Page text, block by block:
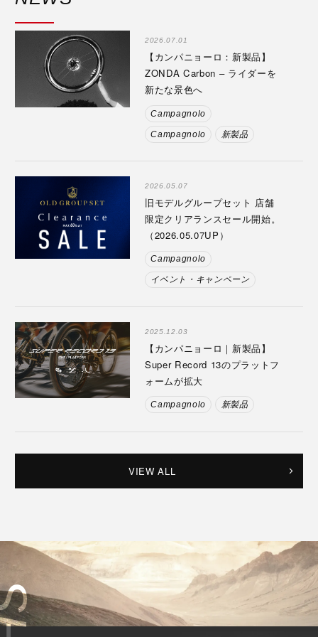
2026.07.01
【カンパニョーロ：新製品】
ZONDA Carbon – ライダーを
新たな景色へ
Campagnolo
Campagnolo 新製品
2026.05.07
旧モデルグループセット 店舗
限定クリアランスセール開始。
（2026.05.07UP）
Campagnolo
イベント・キャンペーン
2025.12.03
【カンパニョーロ｜新製品】
Super Record 13のプラットフ
ォームが拡大
Campagnolo 新製品
VIEW ALL